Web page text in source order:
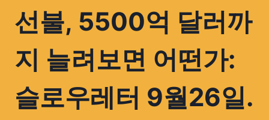
선불, 5500억 달러까
지 늘려보면 어떤가:
슬로우레터 9월26일.